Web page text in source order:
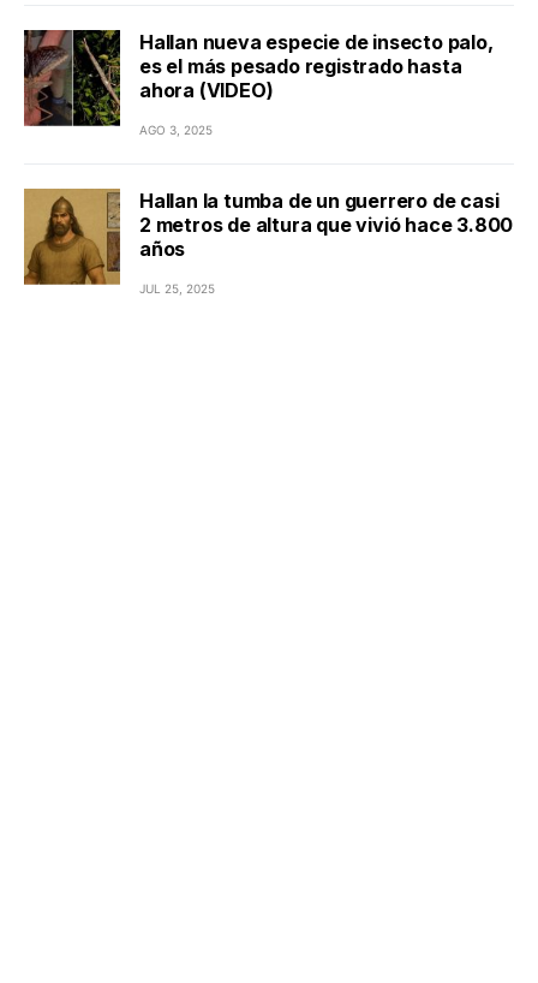
Hallan nueva especie de insecto palo,
es el más pesado registrado hasta
ahora (VIDEO)
AGO 3, 2025
Hallan la tumba de un guerrero de casi
2 metros de altura que vivió hace 3.800
años
JUL 25, 2025